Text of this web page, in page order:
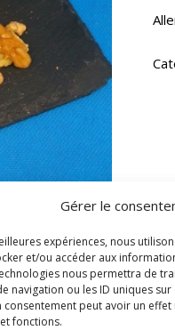
Gérer le
expériences, nous
et/ou accéder aux
nous permettra de
navigation ou les ID uniques
peut avoir un effet
fonctions.